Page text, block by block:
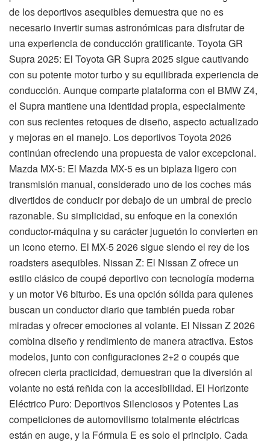
de los deportivos asequibles demuestra que no es
necesario invertir sumas astronómicas para disfrutar de
una experiencia de conducción gratificante. Toyota GR
Supra 2025: El Toyota GR Supra 2025 sigue cautivando
con su potente motor turbo y su equilibrada experiencia de
conducción. Aunque comparte plataforma con el BMW Z4,
el Supra mantiene una identidad propia, especialmente
con sus recientes retoques de diseño, aspecto actualizado
y mejoras en el manejo. Los deportivos Toyota 2026
continúan ofreciendo una propuesta de valor excepcional.
Mazda MX-5: El Mazda MX-5 es un biplaza ligero con
transmisión manual, considerado uno de los coches más
divertidos de conducir por debajo de un umbral de precio
razonable. Su simplicidad, su enfoque en la conexión
conductor-máquina y su carácter juguetón lo convierten en
un icono eterno. El MX-5 2026 sigue siendo el rey de los
roadsters asequibles. Nissan Z: El Nissan Z ofrece un
estilo clásico de coupé deportivo con tecnología moderna
y un motor V6 biturbo. Es una opción sólida para quienes
buscan un conductor diario que también pueda robar
miradas y ofrecer emociones al volante. El Nissan Z 2026
combina diseño y rendimiento de manera atractiva. Estos
modelos, junto con configuraciones 2+2 o coupés que
ofrecen cierta practicidad, demuestran que la diversión al
volante no está reñida con la accesibilidad. El Horizonte
Eléctrico Puro: Deportivos Silenciosos y Potentes Las
competiciones de automovilismo totalmente eléctricas
están en auge, y la Fórmula E es solo el principio. Cada